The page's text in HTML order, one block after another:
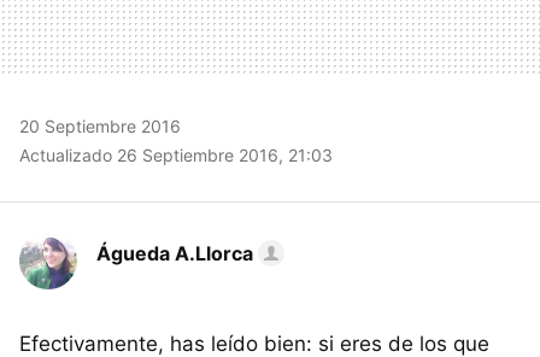
20 Septiembre 2016
Actualizado 26 Septiembre 2016, 21:03
Águeda A.Llorca
Efectivamente, has leído bien: si eres de los que